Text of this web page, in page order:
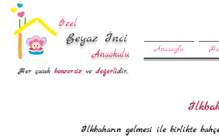
Özel
Beyaz İnci
Anaokulu Anasayfa
Her çocukbenzersizvedeğerlidir...
İlkbaharın gelmesi ile birlikte